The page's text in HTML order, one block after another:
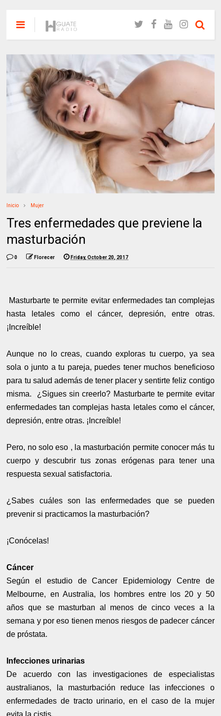
Inicio Mujer
Tres enfermedades que previene la
masturbación
0 Florecer Friday, October 20, 2017
Masturbarte te permite evitar enfermedades tan complejas
hasta letales como el cáncer, depresión, entre otras.
¡Increíble!
Aunque no lo creas, cuando exploras tu cuerpo, ya sea
sola o junto a tu pareja, puedes tener muchos beneficioso
para tu salud además de tener placer y sentirte feliz contigo
misma. ¿Sigues sin creerlo? Masturbarte te permite evitar
enfermedades tan complejas hasta letales como el cáncer,
depresión, entre otras. ¡Increíble!
Pero, no solo eso , la masturbación permite conocer más tu
cuerpo y descubrir tus zonas erógenas para tener una
respuesta sexual satisfactoria.
¿Sabes cuáles son las enfermedades que se pueden
prevenir si practicamos la masturbación?
¡Conócelas!
Cáncer
Según el estudio de Cancer Epidemiology Centre de
Melbourne, en Australia, los hombres entre los 20 y 50
años que se masturban al menos de cinco veces a la
semana y por eso tienen menos riesgos de padecer cáncer
de próstata.
Infecciones urinarias
De acuerdo con las investigaciones de especialistas
australianos, la masturbación reduce las infecciones o
enfermedades de tracto urinario, en el caso de la mujer
evita la cistis.